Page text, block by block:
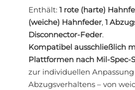
Enthält: 1 rote (harte)
(weiche) Hahnfeder, 1
Disconnector-Feder.
Kompatibel ausschließlich
Plattformen nach Mil-Spec-
zur individuellen Anpassung
Abzugsverhaltens – von